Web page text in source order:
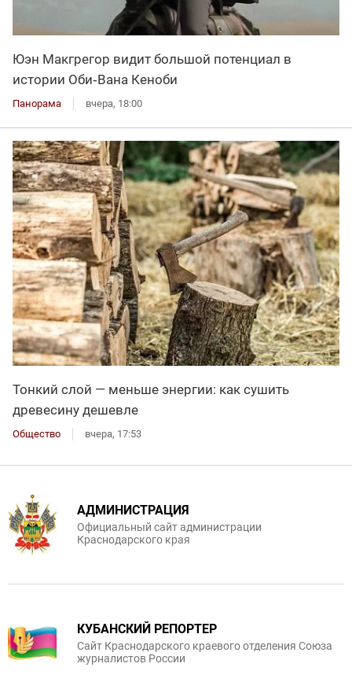
Юэн Макгрегор видит большой потенциал в
истории Оби‑Вана Кеноби
Панорама вчера, 18:00
Тонкий слой — меньше энергии: как сушить
древесину дешевле
Общество вчера, 17:53
АДМИНИСТРАЦИЯ
Официальный сайт администрации
Краснодарского края
КУБАНСКИЙ РЕПОРТЕР
Сайт Краснодарского краевого отделения Союза
журналистов России